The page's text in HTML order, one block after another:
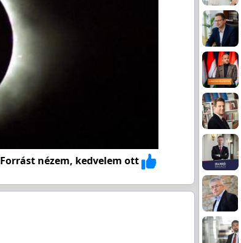
Forrást nézem, kedvelem ott